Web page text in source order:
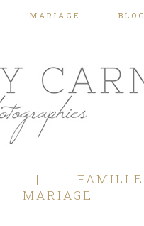
MARIAGE BLOG
FAMILLE
MARIAGE